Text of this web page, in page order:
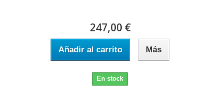
247,00 €
Añadir al carrito Más
En stock